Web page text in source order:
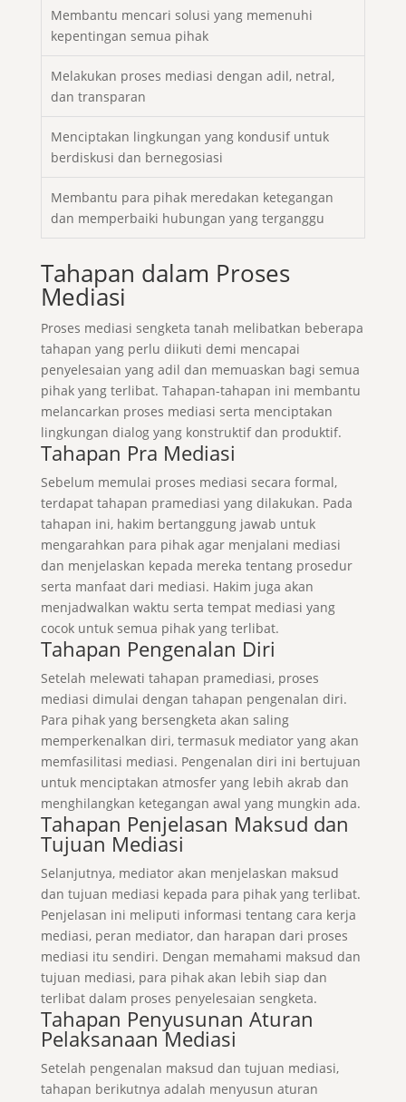
Membantu mencari solusi yang memenuhi
kepentingan semua pihak
Melakukan proses mediasi dengan adil, netral,
dan transparan
Menciptakan lingkungan yang kondusif untuk
berdiskusi dan bernegosiasi
Membantu para pihak meredakan ketegangan
dan memperbaiki hubungan yang terganggu
Tahapan dalam Proses
Mediasi
Proses mediasi sengketa tanah melibatkan beberapa
tahapan yang perlu diikuti demi mencapai
penyelesaian yang adil dan memuaskan bagi semua
pihak yang terlibat. Tahapan-tahapan ini membantu
melancarkan proses mediasi serta menciptakan
lingkungan dialog yang konstruktif dan produktif.
Tahapan Pra Mediasi
Sebelum memulai proses mediasi secara formal,
terdapat tahapan pramediasi yang dilakukan. Pada
tahapan ini, hakim bertanggung jawab untuk
mengarahkan para pihak agar menjalani mediasi
dan menjelaskan kepada mereka tentang prosedur
serta manfaat dari mediasi. Hakim juga akan
menjadwalkan waktu serta tempat mediasi yang
cocok untuk semua pihak yang terlibat.
Tahapan Pengenalan Diri
Setelah melewati tahapan pramediasi, proses
mediasi dimulai dengan tahapan pengenalan diri.
Para pihak yang bersengketa akan saling
memperkenalkan diri, termasuk mediator yang akan
memfasilitasi mediasi. Pengenalan diri ini bertujuan
untuk menciptakan atmosfer yang lebih akrab dan
menghilangkan ketegangan awal yang mungkin ada.
Tahapan Penjelasan Maksud dan
Tujuan Mediasi
Selanjutnya, mediator akan menjelaskan maksud
dan tujuan mediasi kepada para pihak yang terlibat.
Penjelasan ini meliputi informasi tentang cara kerja
mediasi, peran mediator, dan harapan dari proses
mediasi itu sendiri. Dengan memahami maksud dan
tujuan mediasi, para pihak akan lebih siap dan
terlibat dalam proses penyelesaian sengketa.
Tahapan Penyusunan Aturan
Pelaksanaan Mediasi
Setelah pengenalan maksud dan tujuan mediasi,
tahapan berikutnya adalah menyusun aturan